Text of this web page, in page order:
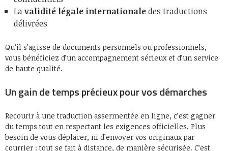
Lavalidité légale internationaledes traductions
délivrées
Qu’il s’agisse de documents personnels ou professionnels,
vous bénéficiez d’un accompagnement sérieux et d’un service
de haute qualité.
Un gain de temps précieux pour vos démarches
Recourir à une traduction assermentée en ligne, c’est gagner
du temps tout en respectant les exigences officielles. Plus
besoin de vous déplacer, ni d’envoyer vos originaux par
courrier : tout se fait à distance, de manière sécurisée. C’est